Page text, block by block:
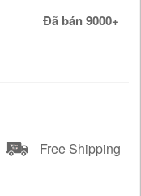
Đã bán 9000+
Free Shipping